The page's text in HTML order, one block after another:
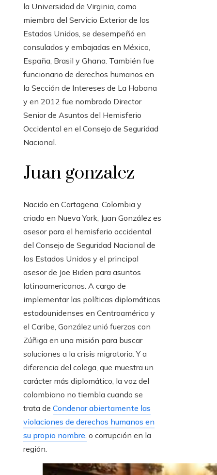
la Universidad de Virginia, como
miembro del Servicio Exterior de los
Estados Unidos, se desempeñó en
consulados y embajadas en México,
España, Brasil y Ghana. También fue
funcionario de derechos humanos en
la Sección de Intereses de La Habana
y en 2012 fue nombrado Director
Senior de Asuntos del Hemisferio
Occidental en el Consejo de Seguridad
Nacional.
Juan gonzalez
Nacido en Cartagena, Colombia y
criado en Nueva York, Juan González es
asesor para el hemisferio occidental
del Consejo de Seguridad Nacional de
los Estados Unidos y el principal
asesor de Joe Biden para asuntos
latinoamericanos. A cargo de
implementar las políticas diplomáticas
estadounidenses en Centroamérica y
el Caribe, González unió fuerzas con
Zúñiga en una misión para buscar
soluciones a la crisis migratoria. Y a
diferencia del colega, que muestra un
carácter más diplomático, la voz del
colombiano no tiembla cuando se
trata de Condenar abiertamente las
violaciones de derechos humanos en
su propio nombre. o corrupción en la
región.